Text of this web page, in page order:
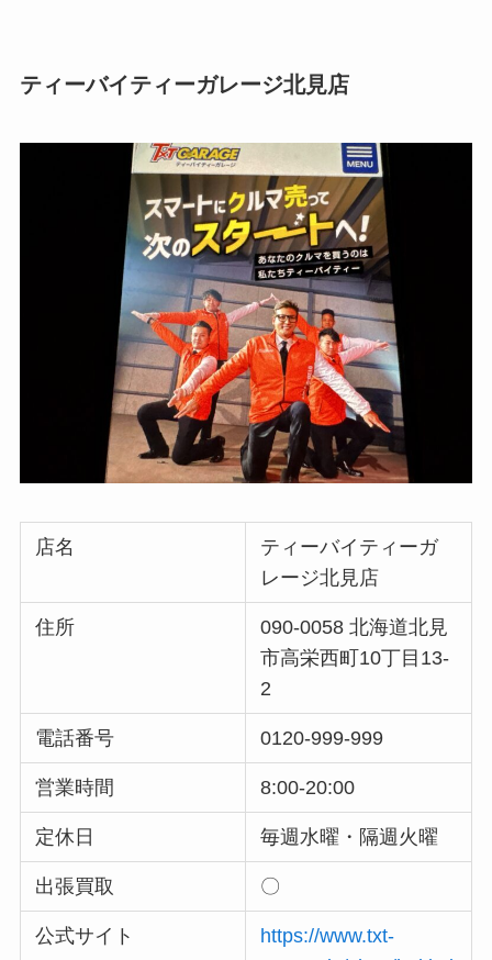
ティーバイティーガレージ北見店
店名
ティーバイティーガ
レージ北見店
住所
090-0058 北海道北見
市高栄西町10丁目13-
2
電話番号 0120-999-999
営業時間 8:00-20:00
定休日 毎週水曜・隔週火曜
出張買取 〇
公式サイト
https://www.txt-